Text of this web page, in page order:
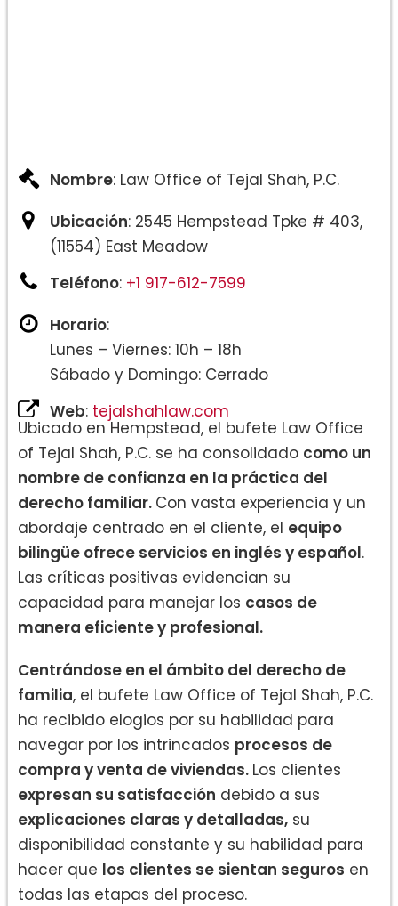
Nombre: Law Office of Tejal Shah, P.C.
Ubicación: 2545 Hempstead Tpke # 403,
(11554) East Meadow
Teléfono: +1 917-612-7599
Horario:
Lunes – Viernes: 10h – 18h
Sábado y Domingo: Cerrado
Web: tejalshahlaw.com
Ubicado en Hempstead, el bufete Law Office
of Tejal Shah, P.C. se ha consolidado como un
nombre de confianza en la práctica del
derecho familiar. Con vasta experiencia y un
abordaje centrado en el cliente, el equipo
bilingüe ofrece servicios en inglés y español.
Las críticas positivas evidencian su
capacidad para manejar los casos de
manera eficiente y profesional.
Centrándose en el ámbito del derecho de
familia, el bufete Law Office of Tejal Shah, P.C.
ha recibido elogios por su habilidad para
navegar por los intrincados procesos de
compra y venta de viviendas. Los clientes
expresan su satisfacción debido a sus
explicaciones claras y detalladas, su
disponibilidad constante y su habilidad para
hacer que los clientes se sientan seguros en
todas las etapas del proceso.